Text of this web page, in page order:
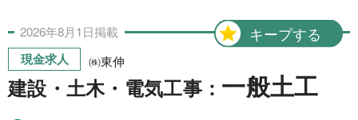
キープする
2026年8月1日掲載
現金求人 ㈱東伸
建設・土木・電気工事： 一般土工